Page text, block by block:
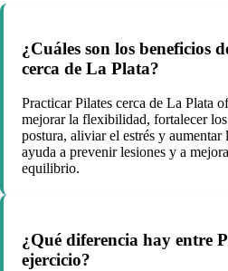
¿Cuáles son los beneficios
cerca de La Plata?
Practicar Pilates cerca de La Plata
mejorar la flexibilidad, fortalecer
postura, aliviar el estrés y
ayuda a prevenir lesiones y a
equilibrio.
¿Qué diferencia hay entre
ejercicio?